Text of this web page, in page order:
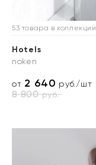
53 товара в коллекции
Hotels
noken
от 2 640 руб./шт
8 800руб.